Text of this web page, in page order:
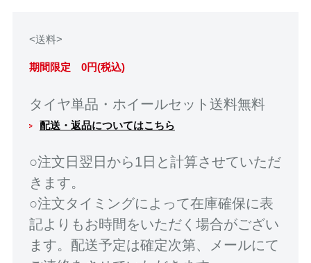
<送料>
期間限定 0円(税込)
タイヤ単品・ホイールセット送料無料
配送・返品についてはこちら
○注文日翌日から1日と計算させていただ
きます。
○注文タイミングによって在庫確保に表
記よりもお時間をいただく場合がござい
ます。配送予定は確定次第、メールにて